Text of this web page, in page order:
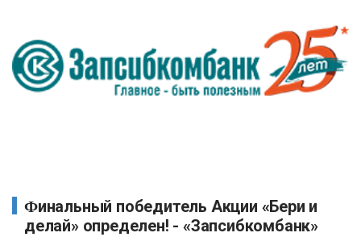
Финальный победитель Акции «Бери и
делай» определен! - «Запсибкомбанк»